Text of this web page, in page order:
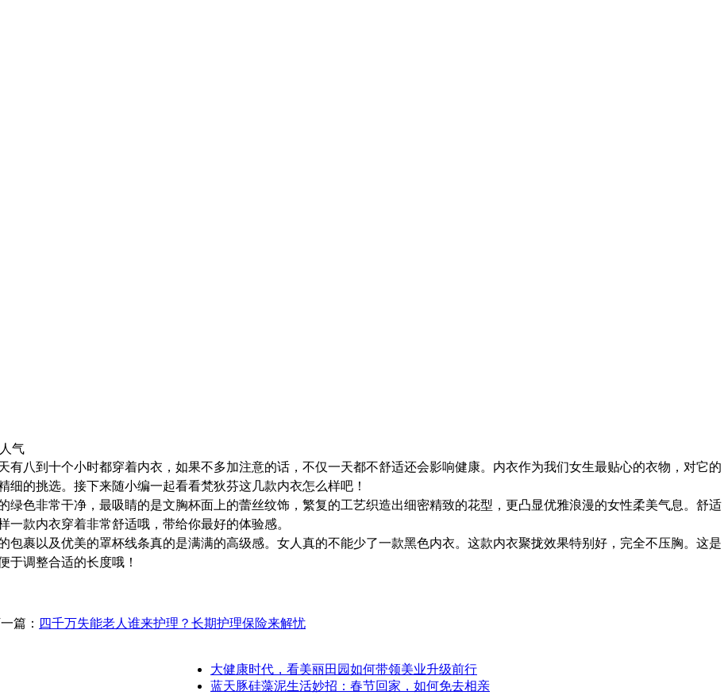
气
有八到十个小时都穿着内衣，如果不多加注意的话，不仅一天都不舒适还会影响健康。内衣作为我们女生最贴心的衣物，对它的
的挑选。接下来随小编一起看看梵狄芬这几款内衣怎么样吧！
绿色非常干净，最吸睛的是文胸杯面上的蕾丝纹饰，繁复的工艺织造出细密精致的花型，更凸显优雅浪漫的女性柔美气息。舒适
款内衣穿着非常舒适哦，带给你最好的体验感。
包裹以及优美的罩杯线条真的是满满的高级感。女人真的不能少了一款黑色内衣。这款内衣聚拢效果特别好，完全不压胸。这是
于调整合适的长度哦！
篇： 四千万失能老人谁来护理？长期护理保险来解忧
大健康时代，看美丽田园如何带领美业升级前行
蓝天豚硅藻泥生活妙招：春节回家，如何免去相亲